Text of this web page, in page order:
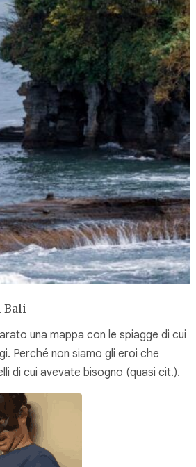
Bali
una mappa con le spiagge di cui
Perché non siamo gli eroi che
di cui avevate bisogno (quasi cit.).